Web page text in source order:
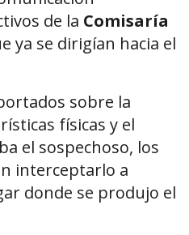
de la Comisaría
ya se dirigían hacia el
sobre la
físicas y el
el sospechoso, los
interceptarlo a
donde se produjo el